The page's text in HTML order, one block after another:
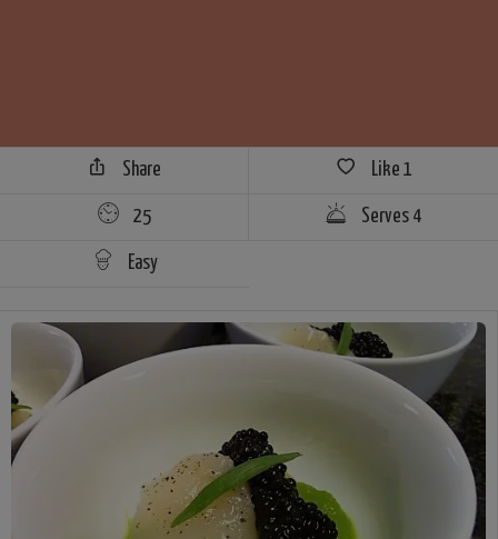
Share Like 1
25 Serves 4
Easy